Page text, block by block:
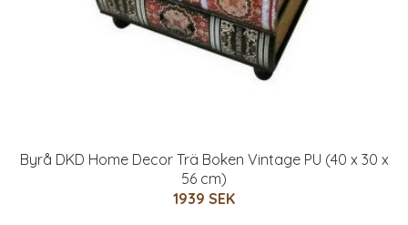
Byrå DKD Home Decor Trä Boken Vintage PU (40 x 30 x
56 cm)
1939 SEK